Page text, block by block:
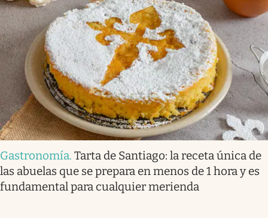
Gastronomía. Tarta de Santiago: la receta única de
las abuelas que se prepara en menos de 1 hora y es
fundamental para cualquier merienda